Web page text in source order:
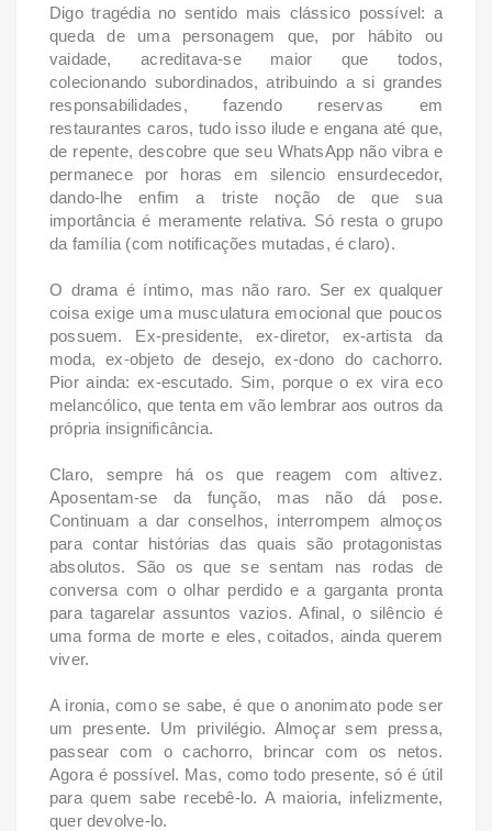
Digo tragédia no sentido mais clássico possível: a
queda de uma personagem que, por hábito ou
vaidade, acreditava-se maior que todos,
colecionando subordinados, atribuindo a si grandes
responsabilidades, fazendo reservas em
restaurantes caros, tudo isso ilude e engana até que,
de repente, descobre que seu WhatsApp não vibra e
permanece por horas em silencio ensurdecedor,
dando-lhe enfim a triste noção de que sua
importância é meramente relativa. Só resta o grupo
da família (com notificações mutadas, é claro).
O drama é íntimo, mas não raro. Ser ex qualquer
coisa exige uma musculatura emocional que poucos
possuem. Ex-presidente, ex-diretor, ex-artista da
moda, ex-objeto de desejo, ex-dono do cachorro.
Pior ainda: ex-escutado. Sim, porque o ex vira eco
melancólico, que tenta em vão lembrar aos outros da
própria insignificância.
Claro, sempre há os que reagem com altivez.
Aposentam-se da função, mas não dá pose.
Continuam a dar conselhos, interrompem almoços
para contar histórias das quais são protagonistas
absolutos. São os que se sentam nas rodas de
conversa com o olhar perdido e a garganta pronta
para tagarelar assuntos vazios. Afinal, o silêncio é
uma forma de morte e eles, coitados, ainda querem
viver.
A ironia, como se sabe, é que o anonimato pode ser
um presente. Um privilégio. Almoçar sem pressa,
passear com o cachorro, brincar com os netos.
Agora é possível. Mas, como todo presente, só é útil
para quem sabe recebê-lo. A maioria, infelizmente,
quer devolve-lo.